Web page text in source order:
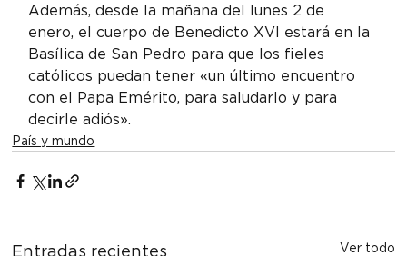
Además, desde la mañana del lunes 2 de
enero, el cuerpo de Benedicto XVI estará en la
Basílica de San Pedro para que los fieles
católicos puedan tener «un último encuentro
con el Papa Emérito, para saludarlo y para
decirle adiós».
País y mundo
Entradas recientes Ver todo